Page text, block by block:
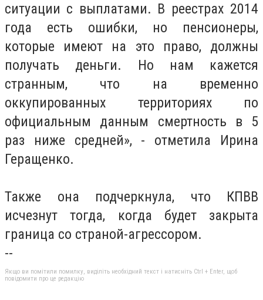
ситуации с выплатами. В реестрах 2014
года есть ошибки, но пенсионеры,
которые имеют на это право, должны
получать деньги. Но нам кажется
странным, что на временно
оккупированных территориях по
официальным данным смертность в 5
раз ниже средней», - отметила Ирина
Геращенко.
Также она подчеркнула, что КПВВ
исчезнут тогда, когда будет закрыта
граница со страной-агрессором.
--
Якщо ви помітили помилку, виділіть необхідний текст і натисніть Ctrl + Enter, щоб
повідомити про це редакцію